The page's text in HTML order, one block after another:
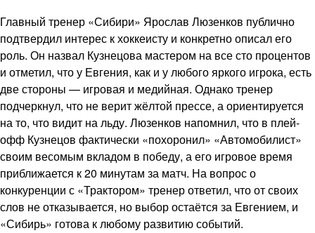
Главный тренер «Сибири» Ярослав Люзенков публично
подтвердил интерес к хоккеисту и конкретно описал его
роль. Он назвал Кузнецова мастером на все сто процентов
и отметил, что у Евгения, как и у любого яркого игрока, есть
две стороны — игровая и медийная. Однако тренер
подчеркнул, что не верит жёлтой прессе, а ориентируется
на то, что видит на льду. Люзенков напомнил, что в плей-
офф Кузнецов фактически «похоронил» «Автомобилист»
своим весомым вкладом в победу, а его игровое время
приближается к 20 минутам за матч. На вопрос о
конкуренции с «Трактором» тренер ответил, что от своих
слов не отказывается, но выбор остаётся за Евгением, и
«Сибирь» готова к любому развитию событий.